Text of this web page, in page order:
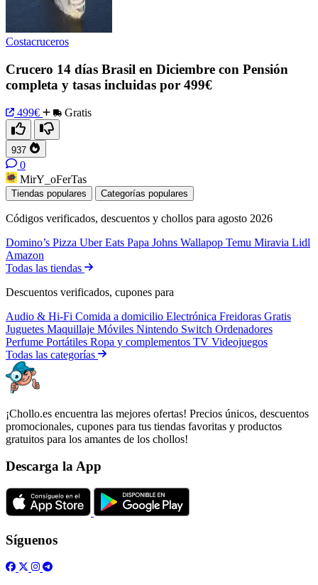
Costacruceros
Crucero 14 días Brasil en Diciembre con Pensión
completa y tasas incluidas por 499€
499€ Gratis
937
0
MirY_oFerTas
Tiendas populares Categorías populares
Códigos verificados, descuentos y chollos para agosto 2026
Domino’s Pizza Uber Eats Papa Johns Wallapop Temu Miravia Lidl
Amazon
Todas las tiendas
Descuentos verificados, cupones para
Audio & Hi-Fi Comida a domicilio Electrónica Freidoras Gratis
Juguetes Maquillaje Móviles Nintendo Switch Ordenadores
Perfume Portátiles Ropa y complementos TV Videojuegos
Todas las categorías
¡Chollo.es encuentra las mejores ofertas! Precios únicos, descuentos
promocionales, cupones para tus tiendas favoritas y productos
gratuitos para los amantes de los chollos!
Descarga la App
Síguenos